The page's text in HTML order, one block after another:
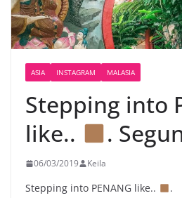
ASIA INSTAGRAM MALASIA
Stepping into
like..
.
06/03/2019 Keila
Stepping into PENANG like..
.